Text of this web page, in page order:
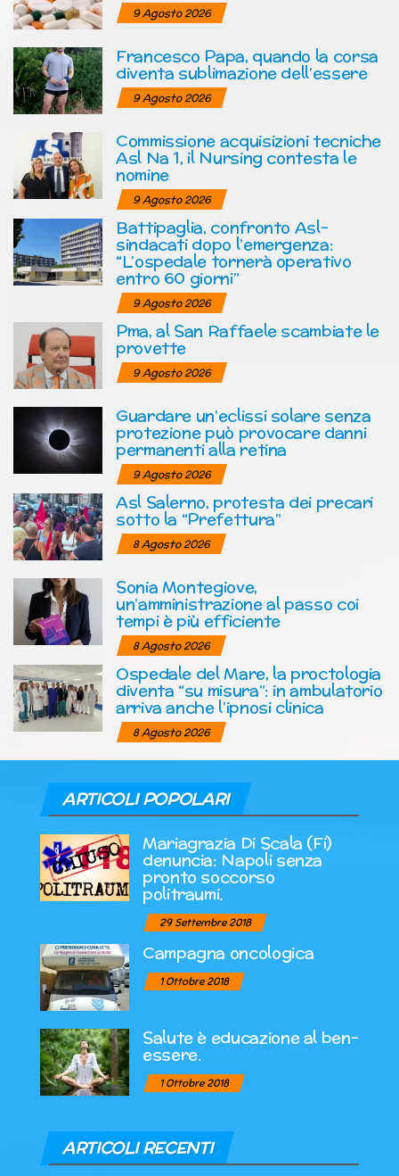
9 Agosto 2026
Francesco Papa, quando la corsa
diventa sublimazione dell’essere
9 Agosto 2026
Commissione acquisizioni tecniche
Asl Na 1, il Nursing contesta le
nomine
9 Agosto 2026
Battipaglia, confronto Asl-
sindacati dopo l’emergenza:
“L’ospedale tornerà operativo
entro 60 giorni”
9 Agosto 2026
Pma, al San Raffaele scambiate le
provette
9 Agosto 2026
Guardare un’eclissi solare senza
protezione può provocare danni
permanenti alla retina
9 Agosto 2026
Asl Salerno, protesta dei precari
sotto la “Prefettura”
8 Agosto 2026
Sonia Montegiove,
un’amministrazione al passo coi
tempi è più efficiente
8 Agosto 2026
Ospedale del Mare, la proctologia
diventa “su misura”: in ambulatorio
arriva anche l’ipnosi clinica
8 Agosto 2026
ARTICOLI POPOLARI
Mariagrazia Di Scala (Fi)
denuncia: Napoli senza
pronto soccorso
politraumi.
29 Settembre 2018
Campagna oncologica
1 Ottobre 2018
Salute è educazione al ben-
essere.
1 Ottobre 2018
ARTICOLI RECENTI